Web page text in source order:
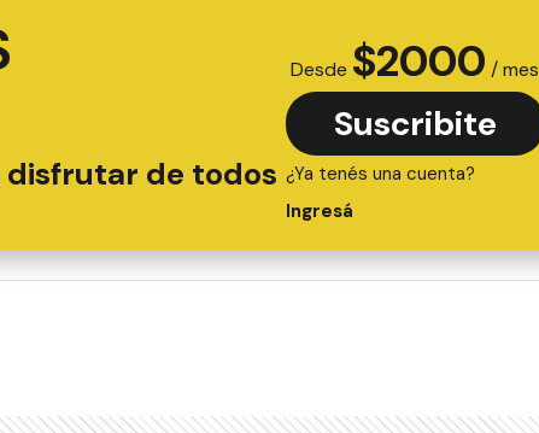
disfrutar de todos
Desde $2000 / mes
Suscribite
¿Ya tenés una cuenta?
Ingresá